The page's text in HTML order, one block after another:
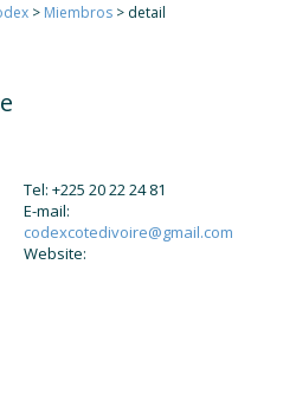
> Miembros > detail
Tel: +225 20 22 24 81
E-mail:
codexcotedivoire@gmail.com
Website: